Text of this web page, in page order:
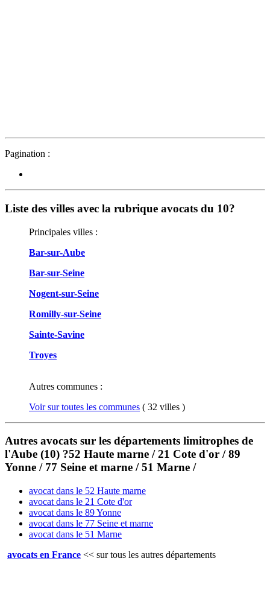
Pagination :
Liste des villes avec la rubrique avocats du 10?
Principales villes :
Bar-sur-Aube
Bar-sur-Seine
Nogent-sur-Seine
Romilly-sur-Seine
Sainte-Savine
Troyes
Autres communes :
Voir sur toutes les communes ( 32 villes )
Autres avocats sur les départements limitrophes de
l'Aube (10) ?52 Haute marne / 21 Cote d'or / 89
Yonne / 77 Seine et marne / 51 Marne /
avocat dans le 52 Haute marne
avocat dans le 21 Cote d'or
avocat dans le 89 Yonne
avocat dans le 77 Seine et marne
avocat dans le 51 Marne
avocats en France << sur tous les autres départements